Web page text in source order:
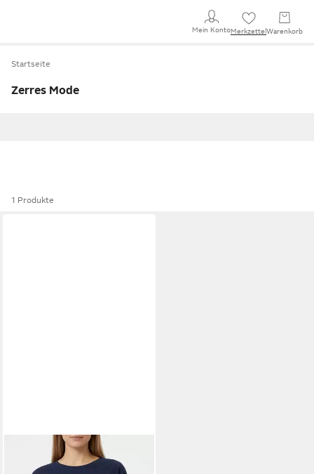
Mein KontoMerkzettel Warenkorb
Startseite
Zerres Mode
1 Produkte
Stretch-Jeans